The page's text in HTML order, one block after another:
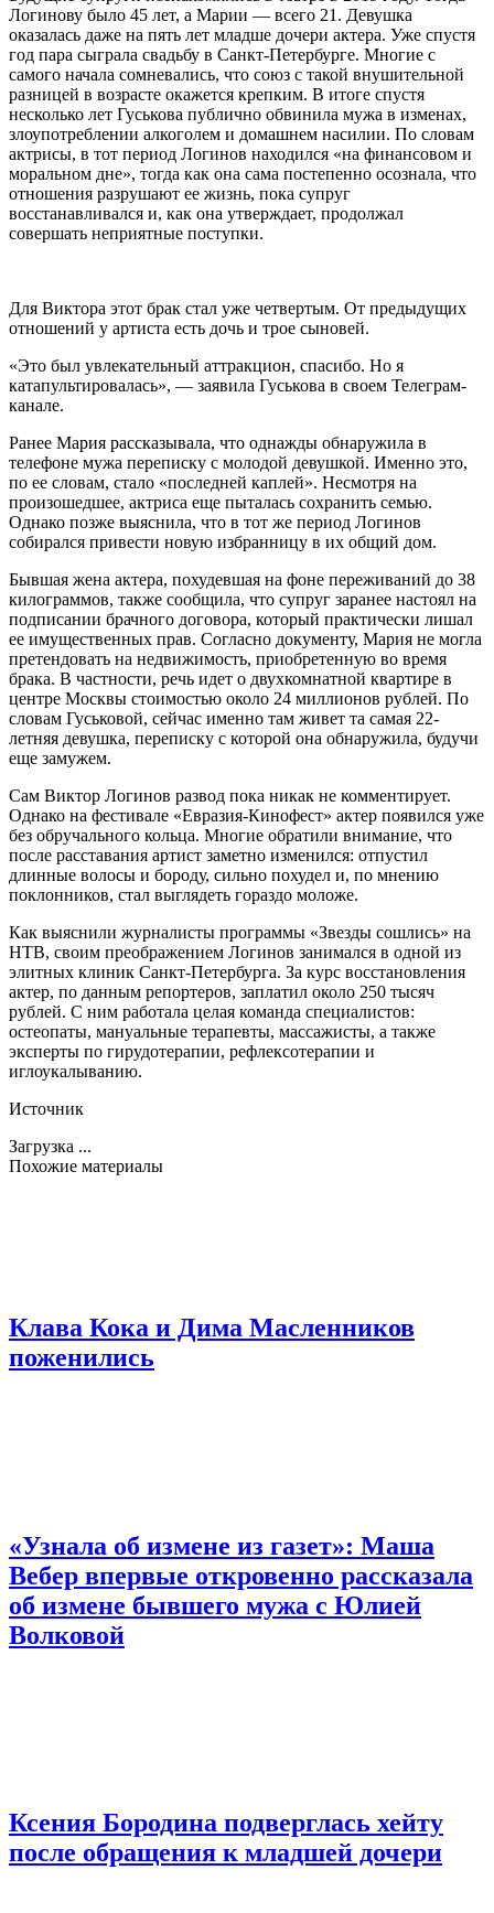
Логинову было 45 лет, а Марии — всего 21. Девушка
оказалась даже на пять лет младше дочери актера. Уже спустя
год пара сыграла свадьбу в Санкт-Петербурге. Многие с
самого начала сомневались, что союз с такой внушительной
разницей в возрасте окажется крепким. В итоге спустя
несколько лет Гуськова публично обвинила мужа в изменах,
злоупотреблении алкоголем и домашнем насилии. По словам
актрисы, в тот период Логинов находился «на финансовом и
моральном дне», тогда как она сама постепенно осознала, что
отношения разрушают ее жизнь, пока супруг
восстанавливался и, как она утверждает, продолжал
совершать неприятные поступки.
Для Виктора этот брак стал уже четвертым. От предыдущих
отношений у артиста есть дочь и трое сыновей.
«Это был увлекательный аттракцион, спасибо. Но я
катапультировалась», — заявила Гуськова в своем Телеграм-
канале.
Ранее Мария рассказывала, что однажды обнаружила в
телефоне мужа переписку с молодой девушкой. Именно это,
по ее словам, стало «последней каплей». Несмотря на
произошедшее, актриса еще пыталась сохранить семью.
Однако позже выяснила, что в тот же период Логинов
собирался привести новую избранницу в их общий дом.
Бывшая жена актера, похудевшая на фоне переживаний до 38
килограммов, также сообщила, что супруг заранее настоял на
подписании брачного договора, который практически лишал
ее имущественных прав. Согласно документу, Мария не могла
претендовать на недвижимость, приобретенную во время
брака. В частности, речь идет о двухкомнатной квартире в
центре Москвы стоимостью около 24 миллионов рублей. По
словам Гуськовой, сейчас именно там живет та самая 22-
летняя девушка, переписку с которой она обнаружила, будучи
еще замужем.
Сам Виктор Логинов развод пока никак не комментирует.
Однако на фестивале «Евразия-Кинофест» актер появился уже
без обручального кольца. Многие обратили внимание, что
после расставания артист заметно изменился: отпустил
длинные волосы и бороду, сильно похудел и, по мнению
поклонников, стал выглядеть гораздо моложе.
Как выяснили журналисты программы «Звезды сошлись» на
НТВ, своим преображением Логинов занимался в одной из
элитных клиник Санкт-Петербурга. За курс восстановления
актер, по данным репортеров, заплатил около 250 тысяч
рублей. С ним работала целая команда специалистов:
остеопаты, мануальные терапевты, массажисты, а также
эксперты по гирудотерапии, рефлексотерапии и
иглоукалыванию.
Источник
Загрузка ...
Похожие материалы
Клава Кока и Дима Масленников
поженились
«Узнала об измене из газет»: Маша
Вебер впервые откровенно рассказала
об измене бывшего мужа с Юлией
Волковой
Ксения Бородина подверглась хейту
после обращения к младшей дочери